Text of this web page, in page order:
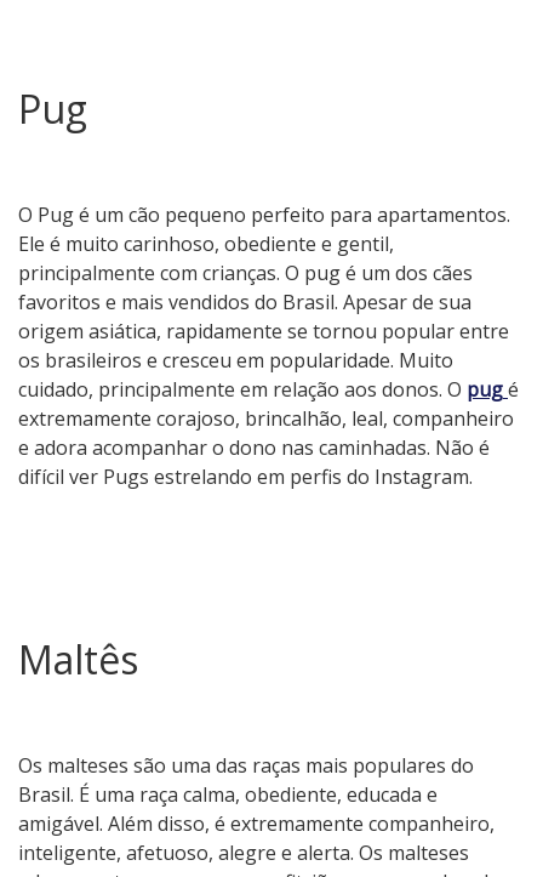
Pug
O Pug é um cão pequeno perfeito para apartamentos.
Ele é muito carinhoso, obediente e gentil,
principalmente com crianças. O pug é um dos cães
favoritos e mais vendidos do Brasil. Apesar de sua
origem asiática, rapidamente se tornou popular entre
os brasileiros e cresceu em popularidade. Muito
cuidado, principalmente em relação aos donos. O pugé
extremamente corajoso, brincalhão, leal, companheiro
e adora acompanhar o dono nas caminhadas. Não é
difícil ver Pugs estrelando em perfis do Instagram.
Maltês
Os malteses são uma das raças mais populares do
Brasil. É uma raça calma, obediente, educada e
amigável. Além disso, é extremamente companheiro,
inteligente, afetuoso, alegre e alerta. Os malteses